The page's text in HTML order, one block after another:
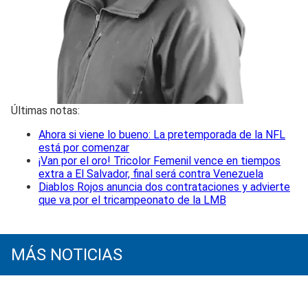
Últimas notas:
Ahora si viene lo bueno: La pretemporada de la NFL
está por comenzar
¡Van por el oro! Tricolor Femenil vence en tiempos
extra a El Salvador, final será contra Venezuela
Diablos Rojos anuncia dos contrataciones y advierte
que va por el tricampeonato de la LMB
MÁS NOTICIAS